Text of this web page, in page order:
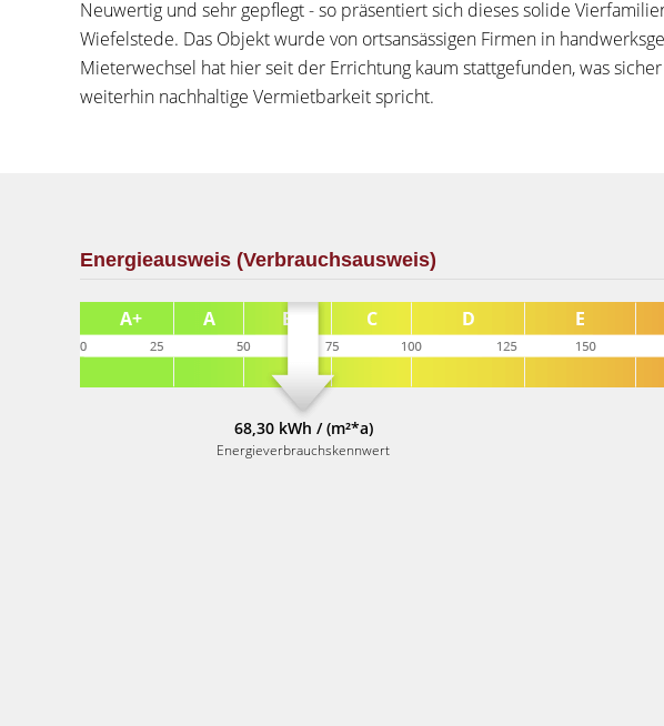
Neuwertig und sehr gepflegt - so präsentiert sich dieses solide
Wiefelstede. Das Objekt wurde von ortsansässigen Firmen in
Mieterwechsel hat hier seit der Errichtung kaum stattgefunden, was
weiterhin nachhaltige Vermietbarkeit spricht.
Energieausweis (Verbrauchsausweis)
68,30 kWh / (m²*a)
Energieverbrauchskennwert